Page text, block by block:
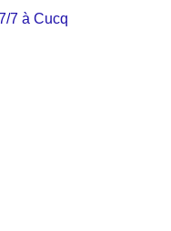
7 à Cucq